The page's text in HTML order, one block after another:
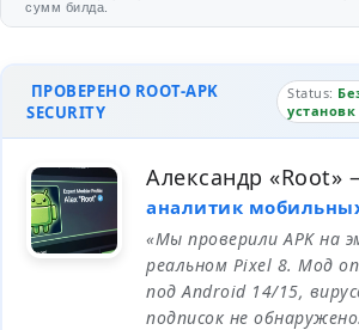
сумм билда.
ПРОВЕРЕНО ROOT-APK
SECURITY
Status:
установк
Александр «Root»
аналитик
«Мы проверили APK на
реальном Pixel 8. Мод
под Android 14/15,
подписок не